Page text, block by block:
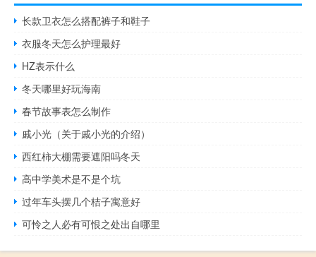
长款卫衣怎么搭配裤子和鞋子
衣服冬天怎么护理最好
HZ表示什么
冬天哪里好玩海南
春节故事表怎么制作
戚小光（关于戚小光的介绍）
西红柿大棚需要遮阳吗冬天
高中学美术是不是个坑
过年车头摆几个桔子寓意好
可怜之人必有可恨之处出自哪里